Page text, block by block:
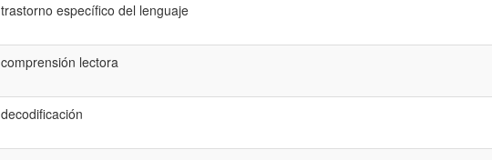
trastorno específico del lenguaje
comprensión lectora
decodificación